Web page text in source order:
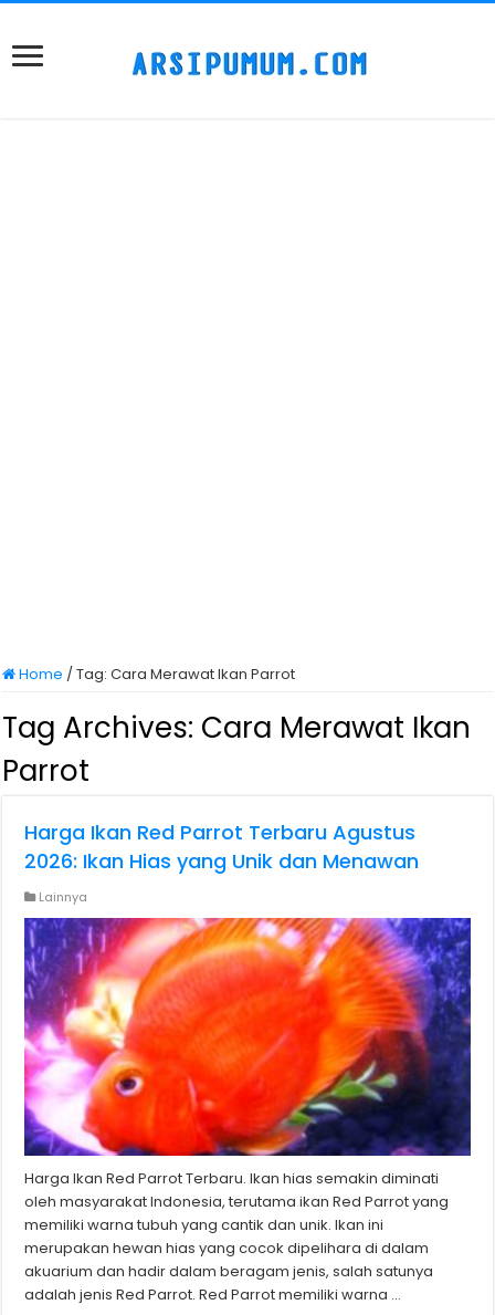
Home /Tag:Cara Merawat Ikan Parrot
Tag Archives: Cara Merawat Ikan
Parrot
Harga Ikan Red Parrot Terbaru Agustus
2026: Ikan Hias yang Unik dan Menawan
Lainnya
Harga Ikan Red Parrot Terbaru. Ikan hias semakin diminati
oleh masyarakat Indonesia, terutama ikan Red Parrot yang
memiliki warna tubuh yang cantik dan unik. Ikan ini
merupakan hewan hias yang cocok dipelihara di dalam
akuarium dan hadir dalam beragam jenis, salah satunya
adalah jenis Red Parrot. Red Parrot memiliki warna …